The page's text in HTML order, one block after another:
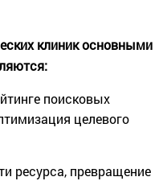
клиник основными
поисковых
целевого
ресурса, превращение